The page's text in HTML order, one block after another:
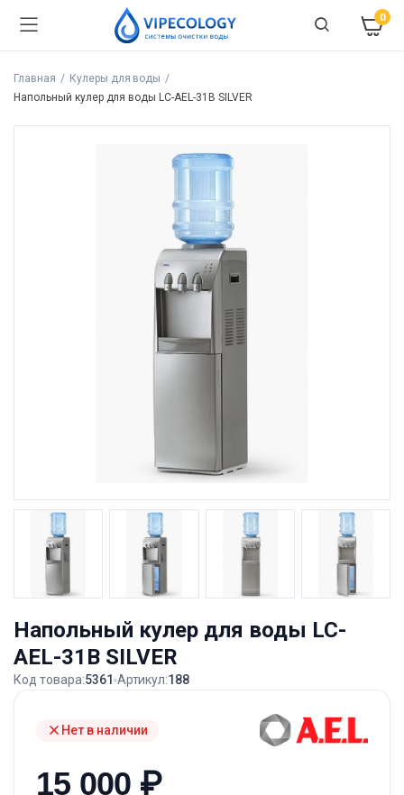
0
Главная
Кулеры для воды
Напольный кулер для воды LC-AEL-31B SILVER
Напольный кулер для воды LC-
AEL-31B SILVER
Код товара:5361 Артикул:188
Нет в наличии
15 000 ₽